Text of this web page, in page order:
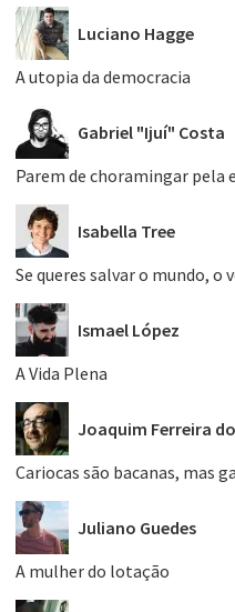
Luciano Hagge
A utopia da democracia
Gabriel "Ijuí" Costa
Parem de choramingar pela
Isabella Tree
Se queres salvar o mundo, o
Ismael López
A Vida Plena
Joaquim Ferreira
Cariocas são bacanas, mas
Juliano Guedes
A mulher do lotação